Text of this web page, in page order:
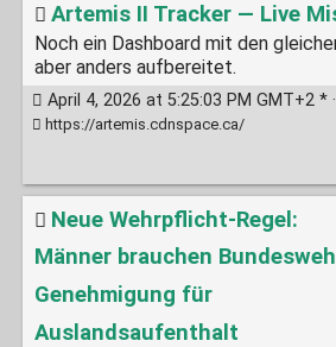
Artemis II Tracker — Live
Noch ein Dashboard mit den
aber anders aufbereitet.
April 4, 2026 at 5:25:03 PM GMT+2 * ·
https://artemis.cdnspace.ca/
Neue Wehrpflicht-Regel:
Männer brauchen
Genehmigung für
Auslandsaufenthalt